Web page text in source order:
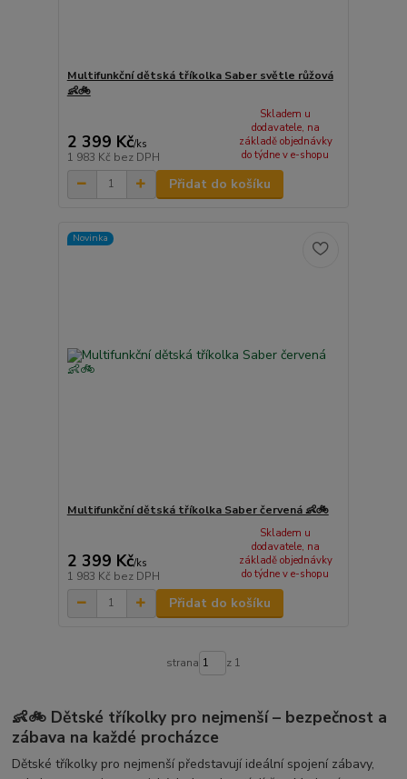
Multifunkční dětská tříkolka Saber světle růžová
👶🚲
2 399 Kč/ks
1 983 Kč bez DPH
Skladem u
dodavatele, na
základě objednávky
do týdne v e-shopu
Přidat do košíku
Novinka
Multifunkční dětská tříkolka Saber červená 👶🚲
2 399 Kč/ks
1 983 Kč bez DPH
Skladem u
dodavatele, na
základě objednávky
do týdne v e-shopu
Přidat do košíku
strana z 1
👶🚲 Dětské tříkolky pro nejmenší – bezpečnost a
zábava na každé procházce
Dětské tříkolky pro nejmenší představují ideální spojení zábavy,